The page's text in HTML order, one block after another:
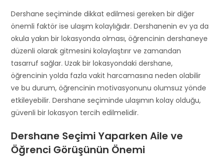
Dershane seçiminde dikkat edilmesi gereken bir diğer
önemli faktör ise ulaşım kolaylığıdır. Dershanenin ev ya da
okula yakın bir lokasyonda olması, öğrencinin dershaneye
düzenli olarak gitmesini kolaylaştırır ve zamandan
tasarruf sağlar. Uzak bir lokasyondaki dershane,
öğrencinin yolda fazla vakit harcamasına neden olabilir
ve bu durum, öğrencinin motivasyonunu olumsuz yönde
etkileyebilir. Dershane seçiminde ulaşımın kolay olduğu,
güvenli bir lokasyon tercih edilmelidir.
Dershane Seçimi Yaparken Aile ve
Öğrenci Görüşünün Önemi